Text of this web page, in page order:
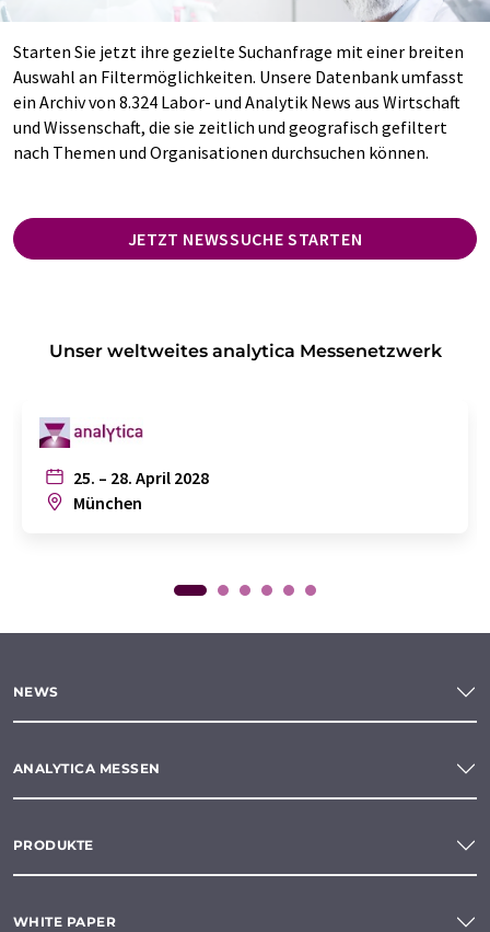
Starten Sie jetzt ihre gezielte Suchanfrage mit einer breiten
Auswahl an Filtermöglichkeiten. Unsere Datenbank umfasst
ein Archiv von 8.324 Labor- und Analytik News aus Wirtschaft
und Wissenschaft, die sie zeitlich und geografisch gefiltert
nach Themen und Organisationen durchsuchen können.
JETZT NEWSSUCHE STARTEN
Unser weltweites analytica Messenetzwerk
25. – 28. April 2028
München
NEWS
ANALYTICA MESSEN
PRODUKTE
WHITE PAPER